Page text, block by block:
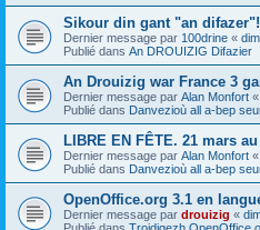
Sikour din gant "an difazer"!
Dernier message par 100drine «
Publié dans An DROUIZIG Difazier
An Drouizig war France 3
Dernier message par Alan Monfort «
Publié dans Danvezioù all a-bep
LIBRE EN FÊTE. 21 mars
Dernier message par Alan Monfort «
Publié dans Danvezioù all a-bep
OpenOffice.org 3.1 en
Dernier message par drouizig «
Publié dans Troidigezh